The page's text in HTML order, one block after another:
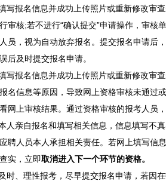
报名信息并成功上传照片或重新修改审查
审核;若不进行“确认提交”申请操作，审
员，视为自动放弃报名。提交报名申请后
后及时提交报名申请。
报名信息并成功上传照片或重新修改审查
名信息等原因，导致网上资格审核未通过
网上审核结果。通过资格审核的报考人员
亲自报名和填写相关信息，信息填写不真
聘人员本人承担相关责任。若网上填写
实，立即取消进入下一个环节的资格。
、理性报考，尽早提交报名申请，若因在